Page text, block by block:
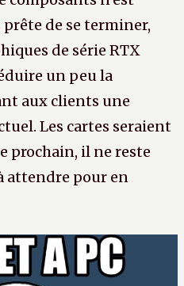
de se terminer,
de série RTX
un peu la
aux clients une
Les cartes seraient
prochain, il ne reste
attendre pour en